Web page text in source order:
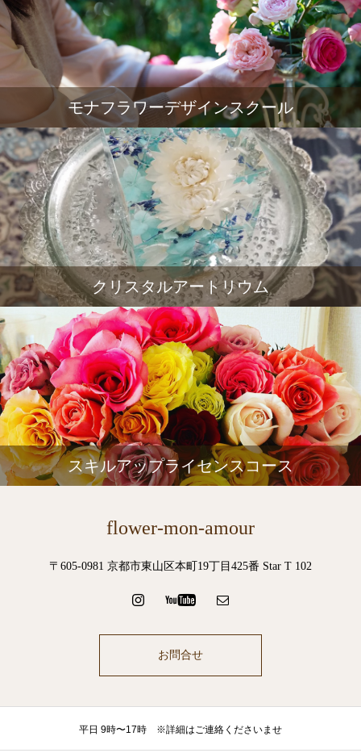
モナフラワーデザインスクール
クリスタルアートリウム
スキルアップライセンスコース
flower-mon-amour
〒605-0981 京都市東山区本町19丁目425番 Star T 102
お問合せ
平日 9時〜17時 ※詳細はご連絡くださいませ